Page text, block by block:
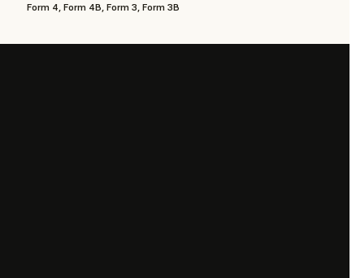
Form 4, Form 4B, Form 3, Form 3B